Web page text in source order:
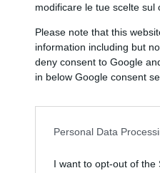
modificare le tue scelte
Please note that this
information including but
deny consent to Google
in below Google consent
Personal Data
I want to opt-out of the